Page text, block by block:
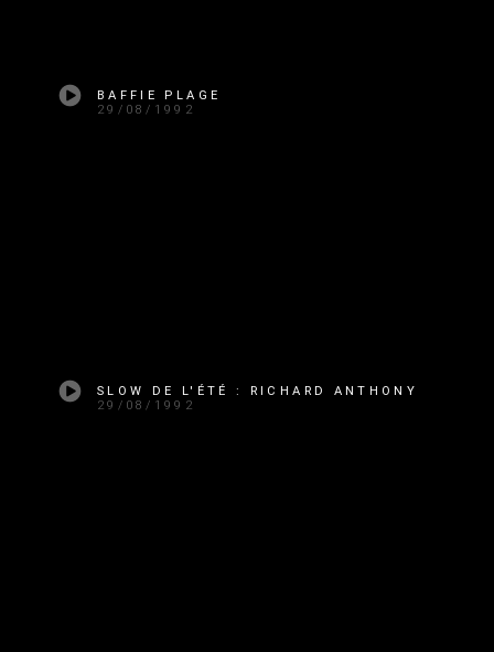
BAFFIE PLAGE
29/08/1992
SLOW DE L'ÉTÉ : RICHARD ANTHONY
29/08/1992